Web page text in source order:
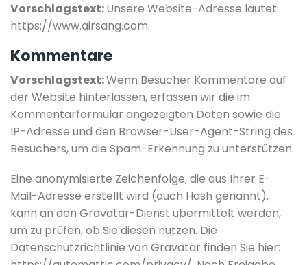
Vorschlagstext:Unsere Website-Adresse lautet:
https://www.airsang.com.
Kommentare
Vorschlagstext:Wenn Besucher Kommentare auf
der Website hinterlassen, erfassen wir die im
Kommentarformular angezeigten Daten sowie die
IP-Adresse und den Browser-User-Agent-String des
Besuchers, um die Spam-Erkennung zu unterstützen.
Eine anonymisierte Zeichenfolge, die aus Ihrer E-
Mail-Adresse erstellt wird (auch Hash genannt),
kann an den Gravatar-Dienst übermittelt werden,
um zu prüfen, ob Sie diesen nutzen. Die
Datenschutzrichtlinie von Gravatar finden Sie hier: